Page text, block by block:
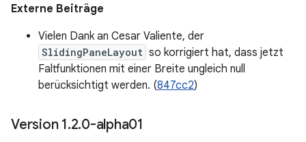
Externe Beiträge
Vielen Dank an Cesar Valiente, der
SlidingPaneLayout so korrigiert hat, dass jetzt
Faltfunktionen mit einer Breite ungleich null
berücksichtigt werden. (847cc2)
Version 1.2.0-alpha01